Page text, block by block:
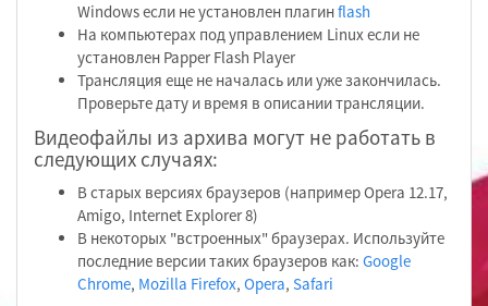
Windows если не установлен плагинflash
На компьютерах под управлением Linux если не
установлен Papper Flash Player
Трансляция еще не началась или уже закончилась.
Проверьте дату и время в описании трансляции.
Видеофайлы из архива могут не работать в
следующих случаях:
В старых версиях браузеров (например Opera 12.17,
Amigo, Internet Explorer 8)
В некоторых "встроенных" браузерах. Используйте
последние версии таких браузеров как: Google
Chrome, Mozilla Firefox, Opera, Safari